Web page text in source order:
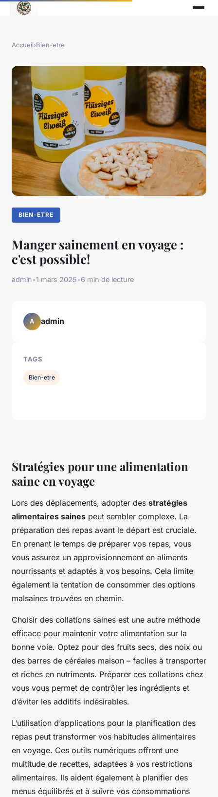
Accueil›Bien-etre
BIEN-ETRE
Manger sainement en voyage :
c'est possible!
admin•1 mars 2025•6 min de lecture
Stratégies pour une alimentation
saine en voyage
Lors des déplacements, adopter des stratégies
alimentaires saines peut sembler complexe. La
préparation des repas avant le départ est cruciale.
En prenant le temps de préparer vos repas, vous
vous assurez un approvisionnement en aliments
nourrissants et adaptés à vos besoins. Cela limite
également la tentation de consommer des options
malsaines trouvées en chemin.
Choisir des collations saines est une autre méthode
efficace pour maintenir votre alimentation sur la
bonne voie. Optez pour des fruits secs, des noix ou
des barres de céréales maison – faciles à transporter
et riches en nutriments. Préparer ces collations chez
vous vous permet de contrôler les ingrédients et
d’éviter les additifs indésirables.
L’utilisation d’applications pour la planification des
repas peut transformer vos habitudes alimentaires
en voyage. Ces outils numériques offrent une
multitude de recettes, adaptées à vos restrictions
alimentaires. Ils aident également à planifier des
menus équilibrés et à suivre vos consommations
A admin
TAGS
Bien-etre